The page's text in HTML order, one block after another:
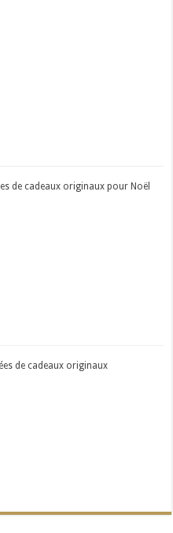
de cadeaux originaux pour Noël
de cadeaux originaux